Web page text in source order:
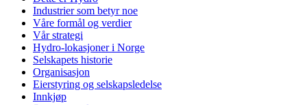
Industrier som betyr noe
Våre formål og verdier
Vår strategi
Hydro-lokasjoner i Norge
Selskapets historie
Organisasjon
Eierstyring og selskapsledelse
Innkjøp